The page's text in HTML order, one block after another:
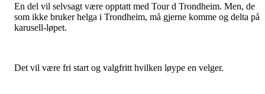
En del vil selvsagt være opptatt med Tour d Trondheim. Men, de
som ikke bruker helga i Trondheim, må gjerne komme og delta på
karusell-løpet.
Det vil være fri start og valgfritt hvilken løype en velger.